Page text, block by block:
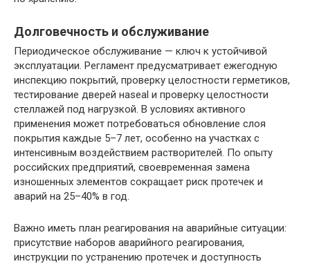
Долговечность и обслуживание
Периодическое обслуживание — ключ к устойчивой
эксплуатации. Регламент предусматривает ежегодную
инспекцию покрытий, проверку целостности герметиков,
тестирование дверей наseal и проверку целостности
стеллажей под нагрузкой. В условиях активного
применения может потребоваться обновление слоя
покрытия каждые 5–7 лет, особенно на участках с
интенсивным воздействием растворителей. По опыту
российских предприятий, своевременная замена
изношенных элементов сокращает риск протечек и
аварий на 25–40% в год.
Важно иметь план реагирования на аварийные ситуации:
присутствие наборов аварийного реагирования,
инструкции по устранению протечек и доступность